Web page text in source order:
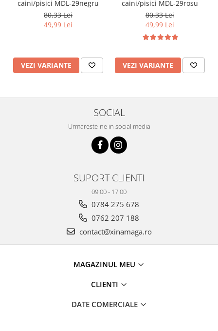
caini/pisici MDL-29negru
80,33 Lei
49,99 Lei
VEZI VARIANTE
caini/pisici MDL-29rosu
80,33 Lei
49,99 Lei
VEZI VARIANTE
SOCIAL
Urmareste-ne in social media
SUPORT CLIENTI
09:00 - 17:00
0784 275 678
0762 207 188
contact@xinamaga.ro
MAGAZINUL MEU
CLIENTI
DATE COMERCIALE